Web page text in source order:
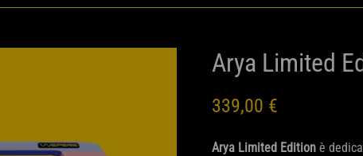
Arya Limited
339,00 €
Arya Limited Edition è